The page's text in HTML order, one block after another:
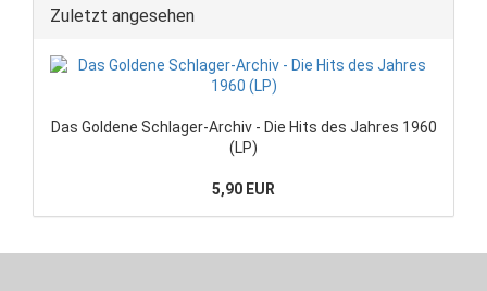
Zuletzt angesehen
Das Goldene Schlager-Archiv - Die Hits des Jahres 1960
(LP)
5,90 EUR